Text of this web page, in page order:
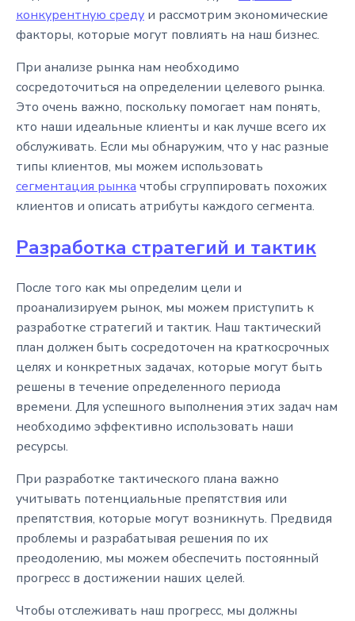
конкурентную среду и рассмотрим экономические
факторы, которые могут повлиять на наш бизнес.
При анализе рынка нам необходимо
сосредоточиться на определении целевого рынка.
Это очень важно, поскольку помогает нам понять,
кто наши идеальные клиенты и как лучше всего их
обслуживать. Если мы обнаружим, что у нас разные
типы клиентов, мы можем использовать
сегментация рынка чтобы сгруппировать похожих
клиентов и описать атрибуты каждого сегмента.
Разработка стратегий и тактик
После того как мы определим цели и
проанализируем рынок, мы можем приступить к
разработке стратегий и тактик. Наш тактический
план должен быть сосредоточен на краткосрочных
целях и конкретных задачах, которые могут быть
решены в течение определенного периода
времени. Для успешного выполнения этих задач нам
необходимо эффективно использовать наши
ресурсы.
При разработке тактического плана важно
учитывать потенциальные препятствия или
препятствия, которые могут возникнуть. Предвидя
проблемы и разрабатывая решения по их
преодолению, мы можем обеспечить постоянный
прогресс в достижении наших целей.
Чтобы отслеживать наш прогресс, мы должны